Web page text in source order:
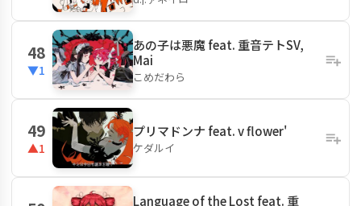
48
▼1
あの子は悪魔 feat. 重音テトSV,
Mai
こめだわら
49
▲1
プリマドンナ feat. v flower'
ケダルイ
Language of the Lost feat. 重